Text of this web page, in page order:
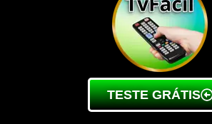
TESTE GRÁTIS